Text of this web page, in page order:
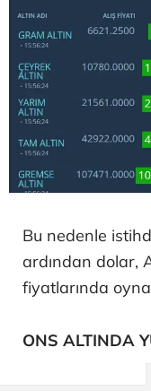
Bu nedenle
ardından dolar,
fiyatlarında
ONS ALTINDA